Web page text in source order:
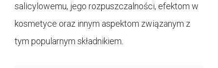
salicylowemu, jego rozpuszczalności, efektom w
kosmetyce oraz innym aspektom związanym z
tym popularnym składnikiem.